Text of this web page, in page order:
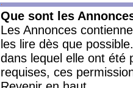
Que sont les
Les Annonces
les lire dès que
dans lequel elle ont été
requises, ces